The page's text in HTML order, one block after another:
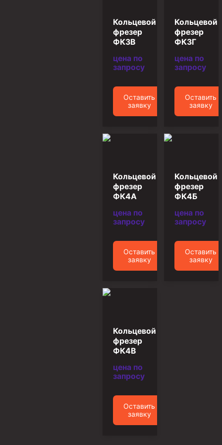
Технологическая оснастка обсадных колонн
Патрубки цементировочные ПЦ
Устройство экранирующее для цементирования
Разъединители резьбовые РР
Краны шаровые и пробковые
Муфты ступенчатого цементирования
Скребки корончатые СК и тросовые СТ
Кольцевой
фрезер
ФК3В
цена по
запросу
Оставить
заявку
Кольцевой
фрезер
ФК3Г
цена по
запросу
Оставить
заявку
Кольцевой
фрезер
ФК4А
цена по
запросу
Оставить
заявку
Кольцевой
фрезер
ФК4Б
цена по
запросу
Оставить
заявку
Кольцевой
фрезер
ФК4В
цена по
запросу
Оставить
заявку